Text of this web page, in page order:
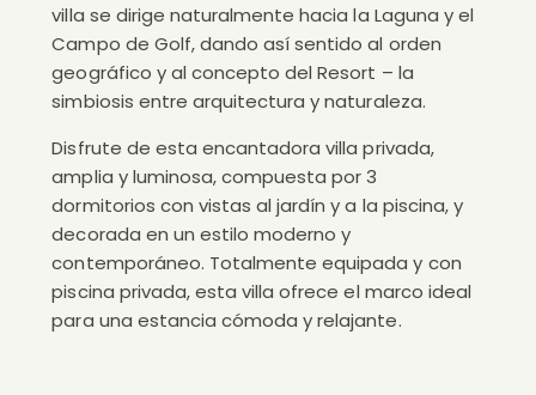
villa se dirige naturalmente hacia la Laguna y el
Campo de Golf, dando así sentido al orden
geográfico y al concepto del Resort – la
simbiosis entre arquitectura y naturaleza.
Disfrute de esta encantadora villa privada,
amplia y luminosa, compuesta por 3
dormitorios con vistas al jardín y a la piscina, y
decorada en un estilo moderno y
contemporáneo. Totalmente equipada y con
piscina privada, esta villa ofrece el marco ideal
para una estancia cómoda y relajante.